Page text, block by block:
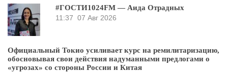
#ГОСТИ1024FM — Аида Отрадных
11:37 07 Авг 2026
Официальный Токио усиливает курс на ремилитаризацию,
обосновывая свои действия надуманными предлогами о
«угрозах» со стороны России и Китая